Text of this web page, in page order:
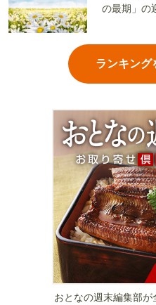
の最期」の
ランキング
おとなの週末編集部